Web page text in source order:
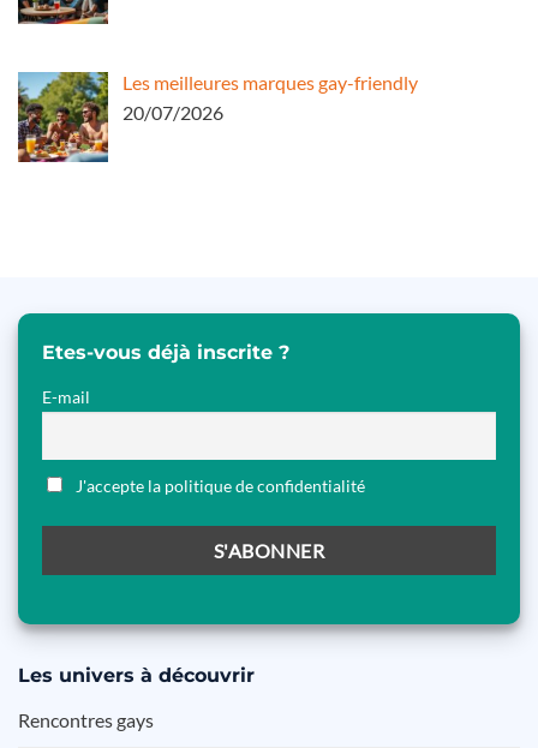
Les meilleures marques gay-friendly
20/07/2026
Etes-vous déjà inscrite ?
E-mail
J'accepte la politique de confidentialité
Les univers à découvrir
Rencontres gays